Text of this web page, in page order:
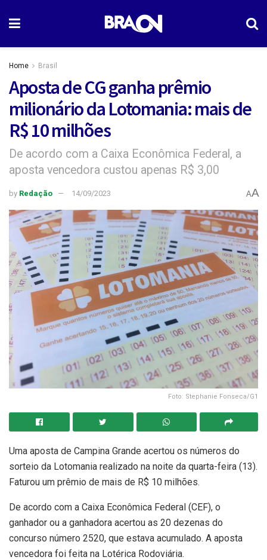
Home Brasil
Aposta de CG ganha prêmio
milionário da Lotomania: mais de
R$ 10 milhões
De acordo com a Caixa Econômica Federal, a
aposta vencedora custou apenas R$ 3,00
by Redação 14/09/2023 AA
Foto: Stephanie Fonseca/G1
Uma aposta de Campina Grande acertou os números do
sorteio da Lotomania realizado na noite da quarta-feira (13).
Faturou um prêmio de mais de R$ 10 milhões.
De acordo com a Caixa Econômica Federal (CEF), o
ganhador ou a ganhadora acertou as 20 dezenas do
concurso número 2520, que estava acumulado. A aposta
vencedora foi feita na Lotérica Rodoviária.